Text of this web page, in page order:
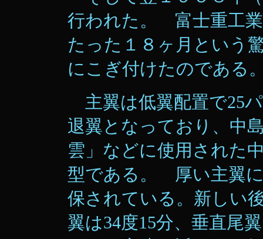
行われた。 富士重工
たった１８ヶ月という
にこぎ付けたのである
主翼は低翼配置で25
退翼となっており、中
雲」などに使用された
型である。 厚い主翼
保されている。新しい
翼は34度15分、垂直尾